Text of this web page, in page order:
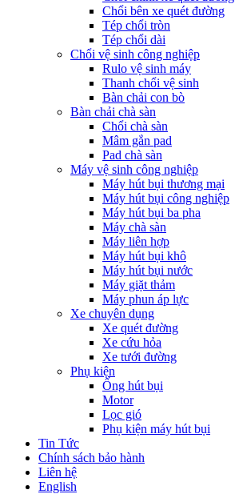
Chổi bên xe quét đường
Tép chổi tròn
Tép chổi dài
Chổi vệ sinh công nghiệp
Rulo vệ sinh máy
Thanh chổi vệ sinh
Bàn chải con bò
Bàn chải chà sàn
Chổi chà sàn
Mâm gắn pad
Pad chà sàn
Máy vệ sinh công nghiệp
Máy hút bụi thương mại
Máy hút bụi công nghiệp
Máy hút bụi ba pha
Máy chà sàn
Máy liên hợp
Máy hút bụi khô
Máy hút bụi nước
Máy giặt thảm
Máy phun áp lực
Xe chuyên dụng
Xe quét đường
Xe cứu hỏa
Xe tưới đường
Phụ kiện
Ống hút bụi
Motor
Lọc gió
Phụ kiện máy hút bụi
Tin Tức
Chính sách bảo hành
Liên hệ
English